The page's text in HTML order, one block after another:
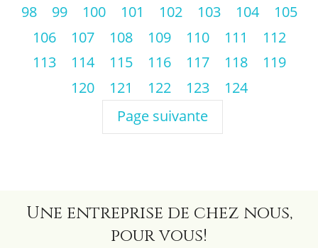
98
99 100 101 102 103 104
105
106
107 108 109 110 111
112
113
114 115 116 117 118
119
120
121 122 123
124
Page suivante
Une entreprise de chez nous,
pour vous!